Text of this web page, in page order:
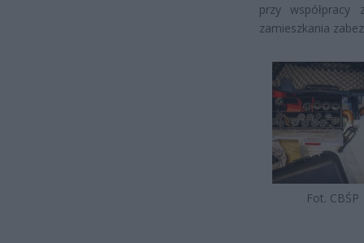
przy
zamieszkania
Fot. CBŚP